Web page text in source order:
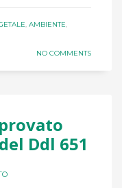
, AMBIENTE,
NO COMMENTS
Ddl 651